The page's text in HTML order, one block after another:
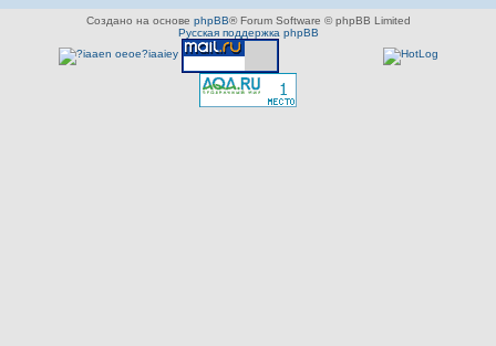
Создано на основе phpBB® Forum Software © phpBB Limited
Русская поддержка phpBB